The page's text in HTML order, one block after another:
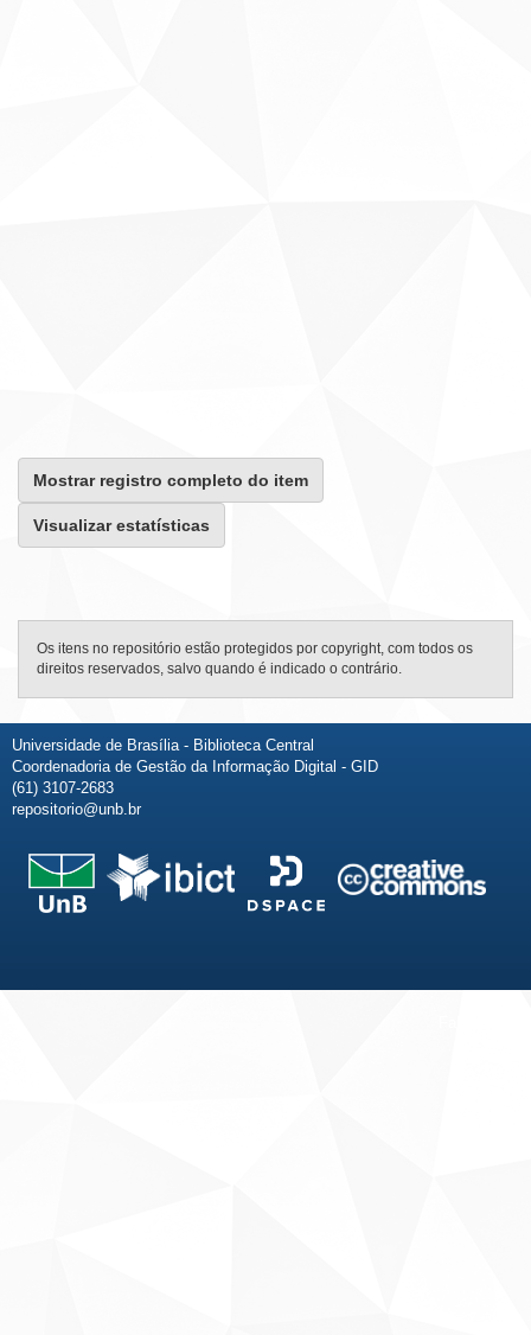
Mostrar registro completo do item
Visualizar estatísticas
Os itens no repositório estão protegidos por copyright, com todos os
direitos reservados, salvo quando é indicado o contrário.
Universidade de Brasília - Biblioteca Central
Coordenadoria de Gestão da Informação Digital - GID
(61) 3107-2683
repositorio@unb.br